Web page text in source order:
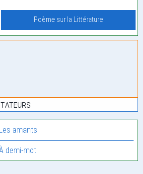
Poème sur la Littérature
amants
demi-mot